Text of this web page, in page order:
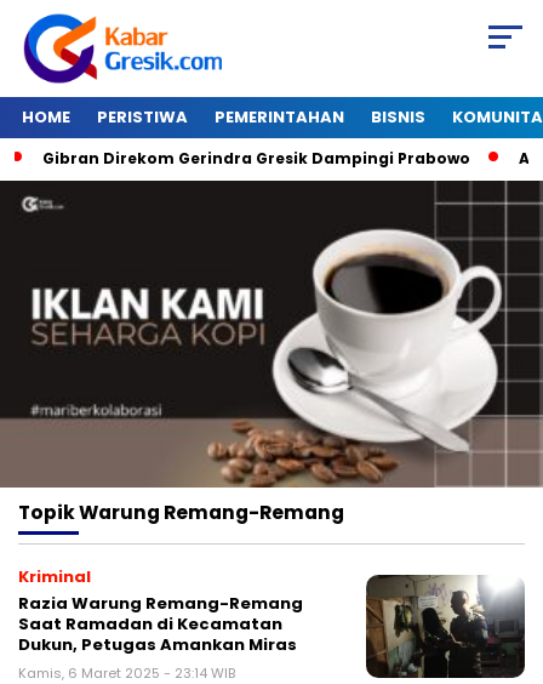
HOME PERISTIWA PEMERINTAHAN BISNIS
Gibran Direkom Gerindra Gresik Dampingi Prabowo
TopikWarung Remang-Remang
Kriminal
Razia Warung Remang-Remang
Saat Ramadan di Kecamatan
Dukun, Petugas Amankan Miras
Kamis, 6 Maret 2025 - 23:14 WIB